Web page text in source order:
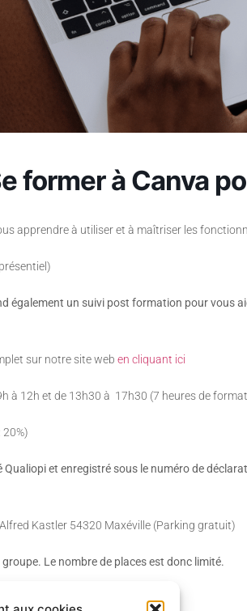
former à Canva
apprendre à utiliser et à maîtriser les
également un suivi post formation pour vous
sur notre site web en cliquant ici
à 12h et de 13h30 à 17h30 (7 heures de
20%)
et enregistré sous le numéro de
Kastler 54320 Maxéville (Parking gratuit)
Le nombre de places est donc limité.